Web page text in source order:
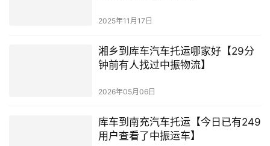
2025年11月17日
湘乡到库车汽车托运哪家好【29分
钟前有人找过中振物流】
2026年05月06日
库车到南充汽车托运【今日已有249
用户查看了中振运车】